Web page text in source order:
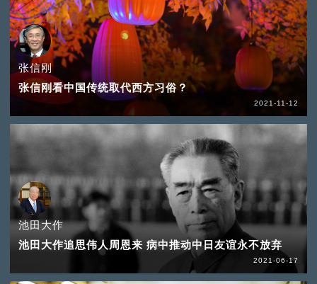
张信刚
张信刚看中国传统取代西方习俗？
2021-11-12
池田大作
池田大作追思伟人周恩来 病中推动中日友谊永不放弃
2021-06-17